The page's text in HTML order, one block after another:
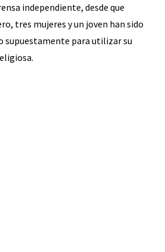
independiente, desde que
tres mujeres y un joven han sido
supuestamente para utilizar su